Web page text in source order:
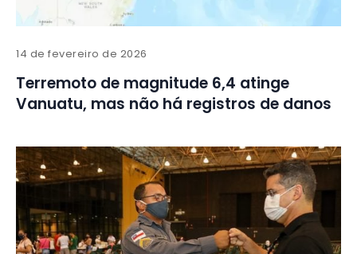
14 de fevereiro de 2026
Terremoto de magnitude 6,4 atinge
Vanuatu, mas não há registros de danos